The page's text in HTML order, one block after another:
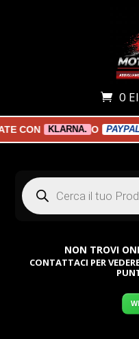
0
KLARNA. O PAYPAL
Products
search
NON TROVI
CONTATTACI PER